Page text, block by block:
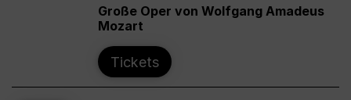
Große Oper von Wolfgang Amadeus
Mozart
Tickets